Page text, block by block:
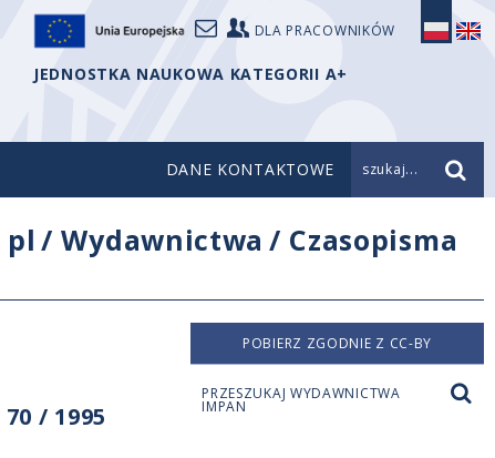
DLA PRACOWNIKÓW
JEDNOSTKA NAUKOWA KATEGORII A+
DANE KONTAKTOWE szukaj...
pl /Wydawnictwa / Czasopisma
/ 1995
POBIERZ ZGODNIE Z CC-BY
PRZESZUKAJ WYDAWNICTWA
IMPAN